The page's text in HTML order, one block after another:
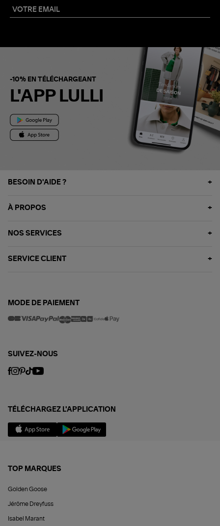
-10% EN TÉLÉCHARGEANT
L'APP LULLI
BESOIN D'AIDE ?
À PROPOS
NOS SERVICES
SERVICE CLIENT
MODE DE PAIEMENT
SUIVEZ-NOUS
TÉLÉCHARGEZ L'APPLICATION
TOP MARQUES
Golden Goose
Jérôme Dreyfuss
Isabel Marant